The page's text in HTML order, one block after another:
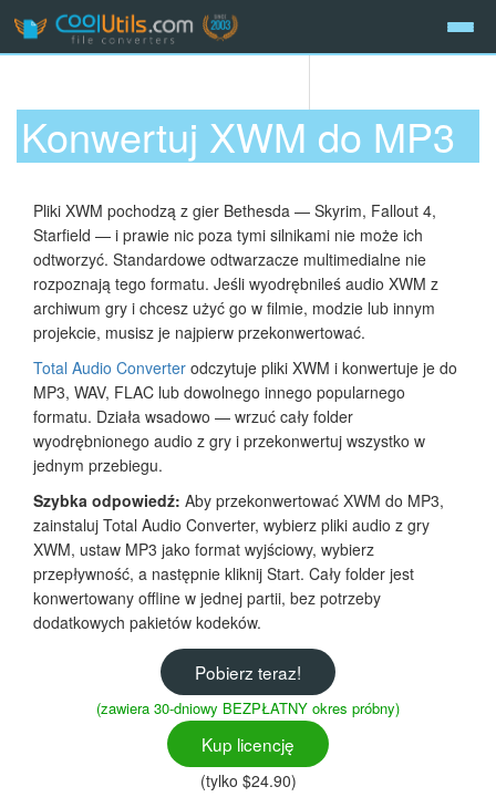
Konwertuj XWM do MP3
Pliki XWM pochodzą z gier Bethesda — Skyrim, Fallout 4,
Starfield — i prawie nic poza tymi silnikami nie może ich
odtworzyć. Standardowe odtwarzacze multimedialne nie
rozpoznają tego formatu. Jeśli wyodrębnileś audio XWM z
archiwum gry i chcesz użyć go w filmie, modzie lub innym
projekcie, musisz je najpierw przekonwertować.
Total Audio Converter odczytuje pliki XWM i konwertuje je do
MP3, WAV, FLAC lub dowolnego innego popularnego
formatu. Działa wsadowo — wrzuć cały folder
wyodrębnionego audio z gry i przekonwertuj wszystko w
jednym przebiegu.
Szybka odpowiedź: Aby przekonwertować XWM do MP3,
zainstaluj Total Audio Converter, wybierz pliki audio z gry
XWM, ustaw MP3 jako format wyjściowy, wybierz
przepływność, a następnie kliknij Start. Cały folder jest
konwertowany offline w jednej partii, bez potrzeby
dodatkowych pakietów kodeków.
Pobierz teraz!
(zawiera 30-dniowy BEZPŁATNY okres próbny)
Kup licencję
(tylko $24.90)